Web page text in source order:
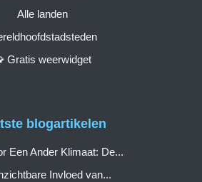
Alle landen
Gratis weerwidget
blogartikelen
Een Ander Klimaat: De...
Invloed van...